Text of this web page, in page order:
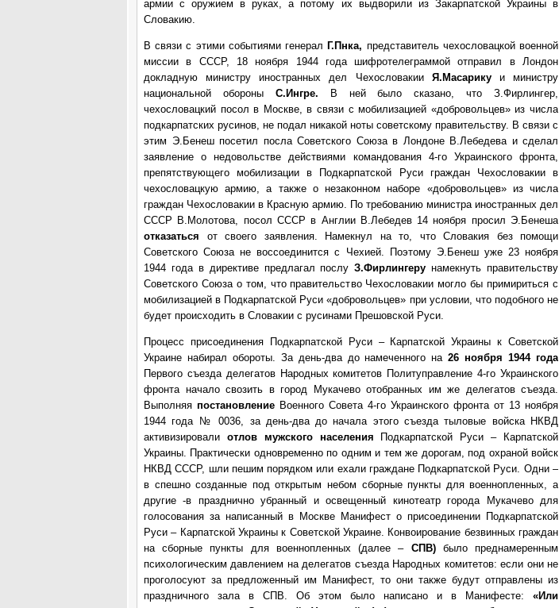
армии с оружием в руках, а потому их выдворили из Закарпатской Украины в
Словакию.
В связи с этими событиями генерал Г.Пнка, представитель чехословацкой военной
миссии в СССР, 18 ноября 1944 года шифротелеграммой отправил в Лондон
докладную министру иностранных дел Чехословакии
Я.Масарику
и министру
национальной обороны
С.Ингре.
В ней было сказано, что З.Фирлингер,
чехословацкий посол в Москве, в связи с мобилизацией «добровольцев» из числа
подкарпатских русинов, не подал никакой ноты советскому правительству. В связи с
этим Э.Бенеш посетил посла Советского Союза в Лондоне В.Лебедева и сделал
заявление о недовольстве действиями командования 4-го Украинского фронта,
препятствующего мобилизации в Подкарпатской Руси граждан Чехословакии в
чехословацкую армию, а также о незаконном наборе «добровольцев» из числа
граждан Чехословакии в Красную армию. По требованию министра иностранных дел
СССР В.Молотова, посол СССР в Англии В.Лебедев 14 ноября просил Э.Бенеша
отказаться
от своего заявления. Намекнул на то, что Словакия без помощи
Советского Союза не воссоединится с Чехией. Поэтому Э.Бенеш уже 23 ноября
1944 года в директиве предлагал послу З.Фирлингеру намекнуть правительству
Советского Союза о том, что правительство Чехословакии могло бы примириться с
мобилизацией в Подкарпатской Руси «добровольцев» при условии, что подобного не
будет происходить в Словакии с русинами Прешовской Руси.
Процесс присоединения Подкарпатской Руси – Карпатской Украины к Советской
Украине набирал обороты. За день-два до намеченного на 26 ноября 1944 года
Первого съезда делегатов Народных комитетов Политуправление 4-го Украинского
фронта начало свозить в город Мукачево отобранных им же делегатов съезда.
Выполняя постановление Военного Совета 4-го Украинского фронта от 13 ноября
1944 года № 0036, за день-два до начала этого съезда тыловые войска НКВД
активизировали отлов мужского населения
Подкарпатской Руси – Карпатской
Украины. Практически одновременно по одним и тем же дорогам, под охраной войск
НКВД СССР, шли пешим порядком или ехали граждане Подкарпатской Руси. Одни –
в спешно созданные под открытым небом сборные пункты для военнопленных, а
другие -в празднично убранный и освещенный кинотеатр города Мукачево для
голосования за написанный в Москве Манифест о присоединении Подкарпатской
Руси – Карпатской Украины к Советской Украине. Конвоирование безвинных граждан
на сборные пункты для военнопленных (далее –
СПВ)
было преднамеренным
психологическим давлением на делегатов съезда Народных комитетов: если они не
проголосуют за предложенный им Манифест, то они также будут отправлены из
праздничного зала в СПВ. Об этом было написано и в Манифесте:
«Или